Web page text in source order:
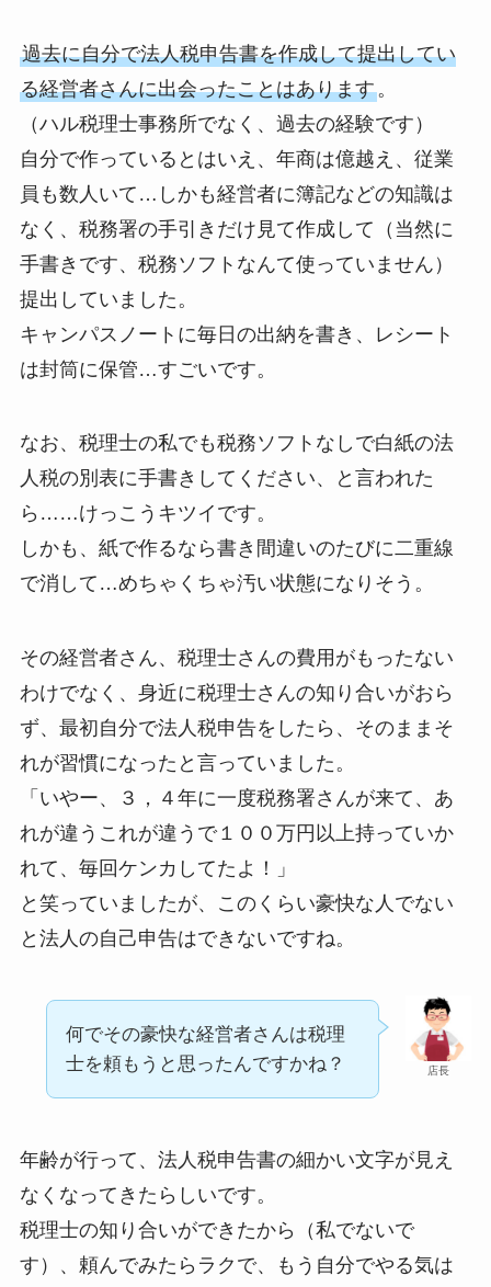
過去に自分で法人税申告書を作成して提出してい
る経営者さんに出会ったことはあります。
（ハル税理士事務所でなく、過去の経験です）
自分で作っているとはいえ、年商は億越え、従業
員も数人いて…しかも経営者に簿記などの知識は
なく、税務署の手引きだけ見て作成して（当然に
手書きです、税務ソフトなんて使っていません）
提出していました。
キャンパスノートに毎日の出納を書き、レシート
は封筒に保管…すごいです。
なお、税理士の私でも税務ソフトなしで白紙の法
人税の別表に手書きしてください、と言われた
ら……けっこうキツイです。
しかも、紙で作るなら書き間違いのたびに二重線
で消して…めちゃくちゃ汚い状態になりそう。
その経営者さん、税理士さんの費用がもったない
わけでなく、身近に税理士さんの知り合いがおら
ず、最初自分で法人税申告をしたら、そのままそ
れが習慣になったと言っていました。
「いやー、３，４年に一度税務署さんが来て、あ
れが違うこれが違うで１００万円以上持っていか
れて、毎回ケンカしてたよ！」
と笑っていましたが、このくらい豪快な人でない
と法人の自己申告はできないですね。
店長
何でその豪快な経営者さんは税理
士を頼もうと思ったんですかね？
年齢が行って、法人税申告書の細かい文字が見え
なくなってきたらしいです。
税理士の知り合いができたから（私でないで
す）、頼んでみたらラクで、もう自分でやる気は